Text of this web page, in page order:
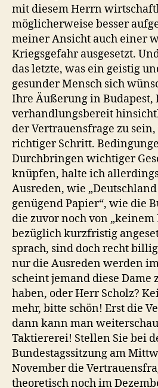
mit diesem Herrn
möglicherweise besser
meiner Ansicht auch einer
Kriegsgefahr ausgesetzt.
das letzte, was ein geistig
gesunder Mensch sich
Ihre Äußerung in Budapest,
verhandlungsbereit
der Vertrauensfrage zu
richtiger Schritt.
Durchbringen wichtiger
knüpfen, halte ich
Ausreden, wie
genügend Papier“, wie die
die zuvor noch von „keinem
bezüglich kurzfristig
sprach, sind doch recht
nur die Ausreden werden
scheint jemand diese
haben, oder Herr Scholz?
mehr, bitte schön! Erst die
dann kann man
Taktiererei! Stellen Sie bei
Bundestagssitzung am
November die
theoretisch noch im